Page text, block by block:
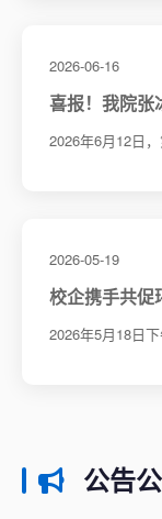
2026-06-16
喜报！我院张
2026年6月12日
2026-05-19
校企携手共
2026年5月18日
公告